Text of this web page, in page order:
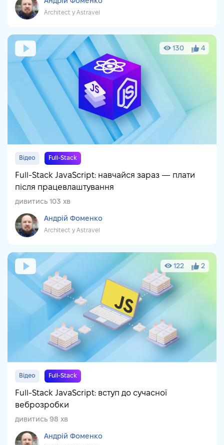
Architect у Astravel
130 4
Відео Full-Stack
Full-Stack JavaScript: навчайся зараз — плати
після працевлаштування
дивитись 103 хв
Андрій Фоменко
Architect у Astravel
122 2
Відео Full-Stack
Full-Stack JavaScript: вступ до сучасної
веброзробки
дивитись 98 хв
Андрій Фоменко